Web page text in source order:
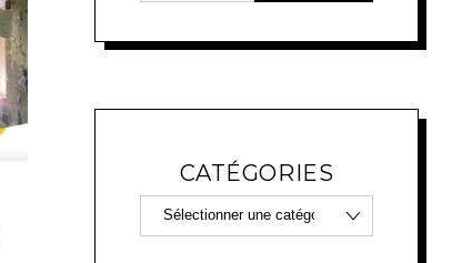
CATÉGORIES